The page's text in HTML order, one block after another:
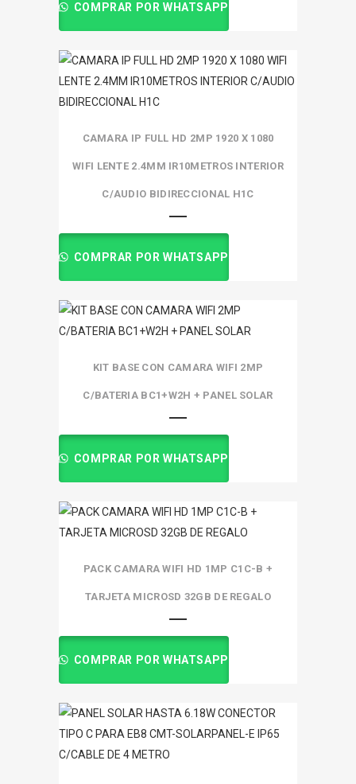
COMPRAR POR WHATSAPP
CAMARA IP FULL HD 2MP 1920 X 1080
WIFI LENTE 2.4MM IR10METROS INTERIOR
C/AUDIO BIDIRECCIONAL H1C
COMPRAR POR WHATSAPP
KIT BASE CON CAMARA WIFI 2MP
C/BATERIA BC1+W2H + PANEL SOLAR
COMPRAR POR WHATSAPP
PACK CAMARA WIFI HD 1MP C1C-B +
TARJETA MICROSD 32GB DE REGALO
COMPRAR POR WHATSAPP